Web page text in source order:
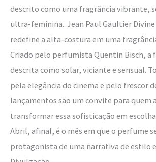
descrito como uma fragrância vibrante,
ultra-feminina. Jean Paul Gaultier
redefine a alta-costura em uma
Criado pelo perfumista Quentin Bisch, a
descrita como solar, viciante e sensual.
pela elegância do cinema e pelo frescor
lançamentos são um convite para quem
transformar essa sofisticação em
Abril, afinal, é o mês em que o perfume
protagonista de uma narrativa de estilo